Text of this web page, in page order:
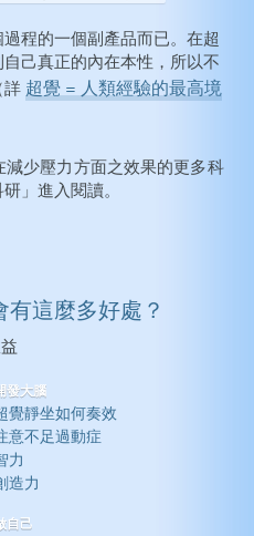
程的一個副產品而已。在超
己真正的內在本性，所以不
詳 超覺 = 人類經驗的最高境
少壓力方面之效果的更多科
」進入閱讀。
這麼多好處？
發大腦
覺靜坐如何奏效
意不足過動症
力
造力
自己